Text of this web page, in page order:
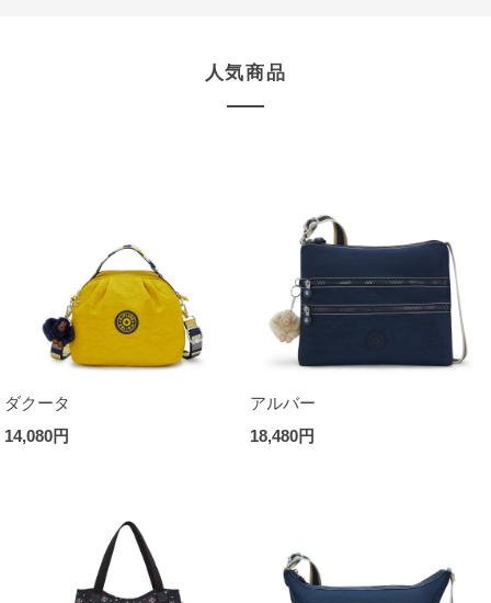
人気商品
ダクータ
14,080円
アルバー
18,480円